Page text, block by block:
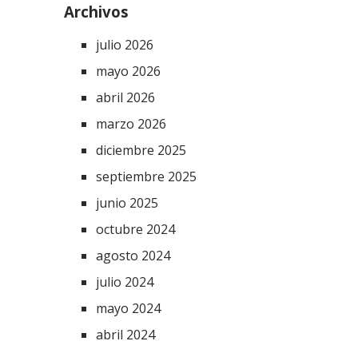
Archivos
julio 2026
mayo 2026
abril 2026
marzo 2026
diciembre 2025
septiembre 2025
junio 2025
octubre 2024
agosto 2024
julio 2024
mayo 2024
abril 2024